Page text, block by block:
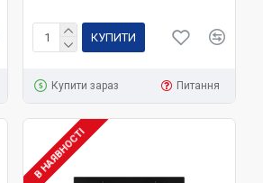
КУПИТИ
Купити зараз Питання
В НАЯВНОСТІ